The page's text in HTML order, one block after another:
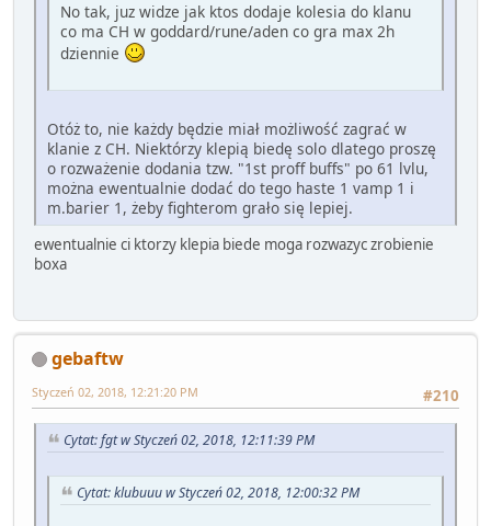
No tak, juz widze jak ktos dodaje kolesia do klanu
co ma CH w goddard/rune/aden co gra max 2h
dziennie
Otóż to, nie każdy będzie miał możliwość zagrać w
klanie z CH. Niektórzy klepią biedę solo dlatego proszę
o rozważenie dodania tzw. "1st proff buffs" po 61 lvlu,
można ewentualnie dodać do tego haste 1 vamp 1 i
m.barier 1, żeby fighterom grało się lepiej.
ewentualnie ci ktorzy klepia biede moga rozwazyc zrobienie
boxa
gebaftw
#210
Styczeń 02, 2018, 12:21:20 PM
Cytat: fgt w Styczeń 02, 2018, 12:11:39 PM
Cytat: klubuuu w Styczeń 02, 2018, 12:00:32 PM